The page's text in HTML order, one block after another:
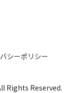
シーポリシー
Rights Reserved.